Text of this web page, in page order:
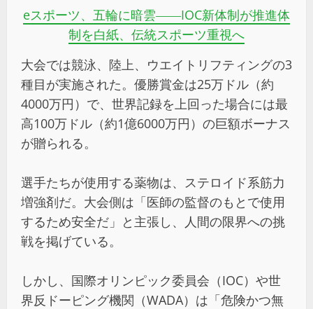
eスポーツ、五輪に暗雲――IOC新体制が推進体
制を白紙、伝統スポーツ重視へ
大会では競泳、陸上、ウエイトリフティングの3
種目が実施された。優勝賞金は25万ドル（約
4000万円）で、世界記録を上回った場合には最
高100万ドル（約1億6000万円）の巨額ボーナス
が贈られる。
選手たちが使用する薬物は、ステロイド系筋力
増強剤だ。大会側は「医師の監督のもとで使用
するため安全だ」と主張し、人間の限界への挑
戦を掲げている。
しかし、国際オリンピック委員会（IOC）や世
界反ドーピング機関（WADA）は「危険かつ無